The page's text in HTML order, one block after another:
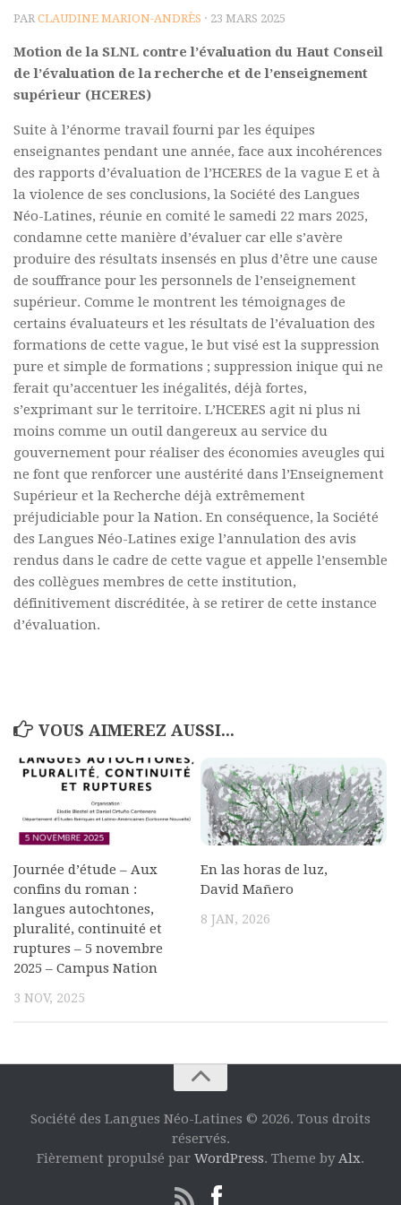
Polifonia
Concours
Programmes
Agrégation et Capes
CPGE
« Au menu »
Actualités
Annonces
Minutes de Fred
Vous abonner / commander un numéro
Vous abonner
Commander un numéro PDF
Pour publier / Normes
Pour publier
Normes typographiques
PAR CLAUDINE MARION-ANDRÈS · 23 MARS 2025
Motion de la SLNL contre l’évaluation du Haut Conseil
de l’évaluation de la recherche et de l’enseignement
supérieur (HCERES)
Suite à l’énorme travail fourni par les équipes
enseignantes pendant une année, face aux incohérences
des rapports d’évaluation de l’HCERES de la vague E et à
la violence de ses conclusions, la Société des Langues
Néo-Latines, réunie en comité le samedi 22 mars 2025,
condamne cette manière d’évaluer car elle s’avère
produire des résultats insensés en plus d’être une cause
de souffrance pour les personnels de l’enseignement
supérieur. Comme le montrent les témoignages de
certains évaluateurs et les résultats de l’évaluation des
formations de cette vague, le but visé est la suppression
pure et simple de formations ; suppression inique qui ne
ferait qu’accentuer les inégalités, déjà fortes,
s’exprimant sur le territoire. L’HCERES agit ni plus ni
moins comme un outil dangereux au service du
gouvernement pour réaliser des économies aveugles qui
ne font que renforcer une austérité dans l’Enseignement
Supérieur et la Recherche déjà extrêmement
préjudiciable pour la Nation. En conséquence, la Société
des Langues Néo-Latines exige l’annulation des avis
rendus dans le cadre de cette vague et appelle l’ensemble
des collègues membres de cette institution,
définitivement discréditée, à se retirer de cette instance
d’évaluation.
VOUS AIMEREZ AUSSI...
Journée d’étude – Aux
confins du roman :
langues autochtones,
pluralité, continuité et
ruptures – 5 novembre
2025 – Campus Nation
3 NOV, 2025
En las horas de luz,
David Mañero
8 JAN, 2026
Société des Langues Néo-Latines © 2026. Tous droits
réservés.
Fièrement propulsé par WordPress. Theme byAlx.